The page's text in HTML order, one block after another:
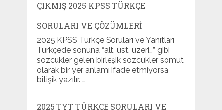
ÇIKMIŞ 2025 KPSS TÜRKÇE
SORULARI VE ÇÖZÜMLERI
2025 KPSS Türkçe Soruları ve Yanıtları
Türkçede sonuna “alt, üst, üzeri…” gibi
sözcükler gelen birleşik sözcükler somut
olarak bir yer anlamı ifade etmiyorsa
bitişik yazılır. …
2025 TYT TÜRKÇE SORULARI VE